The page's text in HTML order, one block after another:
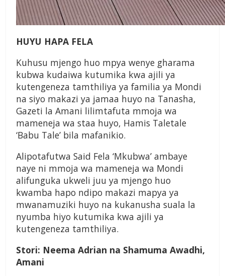
HUYU HAPA FELA
Kuhusu mjengo huo mpya wenye gharama
kubwa kudaiwa kutumika kwa ajili ya
kutengeneza tamthiliya ya familia ya Mondi
na siyo makazi ya jamaa huyo na Tanasha,
Gazeti la Amani lilimtafuta mmoja wa
mameneja wa staa huyo, Hamis Taletale
‘Babu Tale’ bila mafanikio.
Alipotafutwa Said Fela ‘Mkubwa’ ambaye
naye ni mmoja wa mameneja wa Mondi
alifunguka ukweli juu ya mjengo huo
kwamba hapo ndipo makazi mapya ya
mwanamuziki huyo na kukanusha suala la
nyumba hiyo kutumika kwa ajili ya
kutengeneza tamthiliya.
Stori: Neema Adrian na Shamuma Awadhi,
Amani